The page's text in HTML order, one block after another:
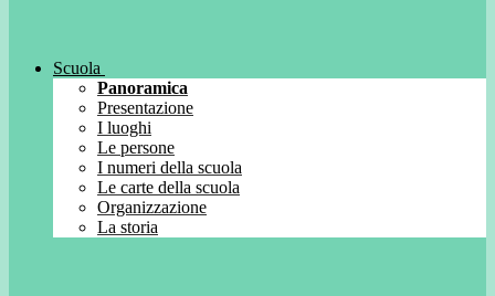
Scuola
Panoramica
Presentazione
I luoghi
Le persone
I numeri della scuola
Le carte della scuola
Organizzazione
La storia